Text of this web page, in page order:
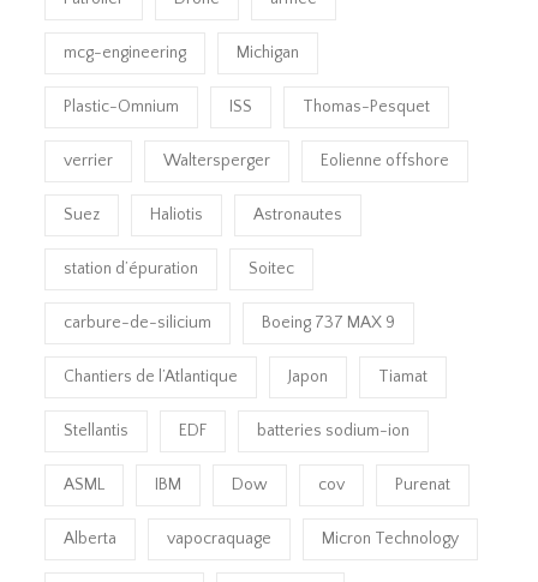
mcg-engineering Michigan
Plastic-Omnium ISS Thomas-Pesquet
verrier Waltersperger Eolienne offshore
Suez Haliotis Astronautes
station d’épuration Soitec
carbure-de-silicium Boeing 737 MAX 9
Chantiers de l’Atlantique Japon Tiamat
Stellantis EDF batteries sodium-ion
ASML IBM Dow cov Purenat
Alberta vapocraquage Micron Technology